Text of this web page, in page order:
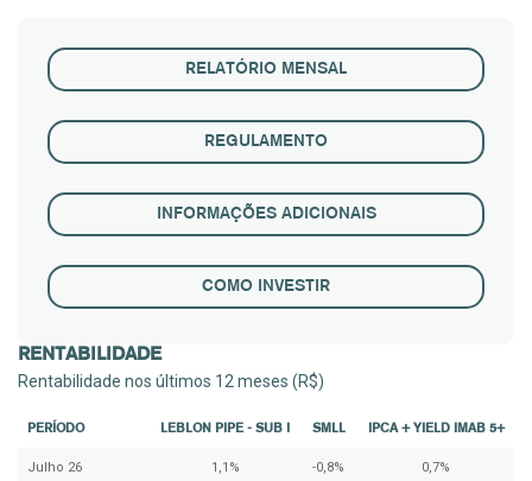
RELATÓRIO MENSAL
REGULAMENTO
INFORMAÇÕES ADICIONAIS
COMO INVESTIR
RENTABILIDADE
Rentabilidade nos últimos 12 meses (R$)
PERÍODO LEBLON PIPE - SUB I SMLL IPCA + YIELD IMAB 5+
Julho 26 1,1% -0,8% 0,7%